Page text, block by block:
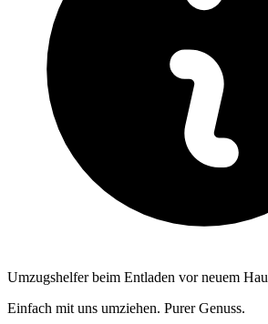
Umzugshelfer beim Entladen vor neuem
Einfach mit uns umziehen. Purer Genuss.